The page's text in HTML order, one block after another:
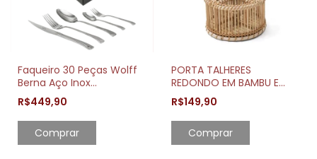
Faqueiro 30 Peças Wolff
Berna Aço Inox
Sofisticação
R$449,90
Comprar
PORTA TALHERES
REDONDO EM BAMBU E
RATTAN COM ALÇA
R$149,90
Comprar